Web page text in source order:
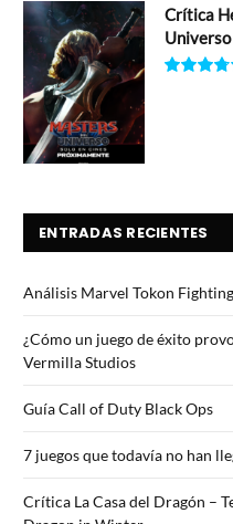
Crítica
ENTRADAS RECIENTES
Análisis Marvel Tokon
¿Cómo un juego de éxito
Vermilla Studios
Guía Call of Duty Black Ops
7 juegos que todavía no han
Crítica La Casa del Dragón –